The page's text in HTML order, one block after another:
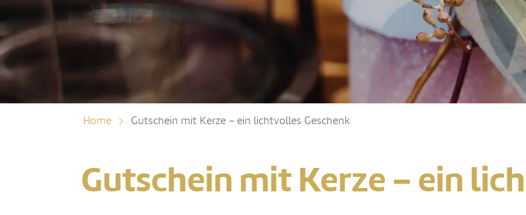
Home Gutschein mit Kerze – ein lichtvolles Geschenk
Gutschein mit Kerze – ein